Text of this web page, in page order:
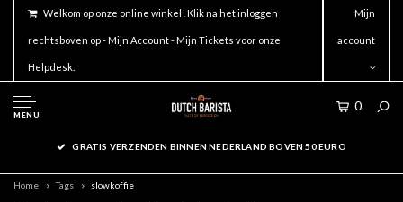
Welkom op onze online winkel! Klik na het inloggen
rechtsboven op - Mijn Account - Mijn Tickets voor onze
Helpdesk.
Mijn
account
MENU
0
GRATIS VERZENDEN BINNEN NEDERLAND BOVEN 50 EURO
Home Tags slowkoffie